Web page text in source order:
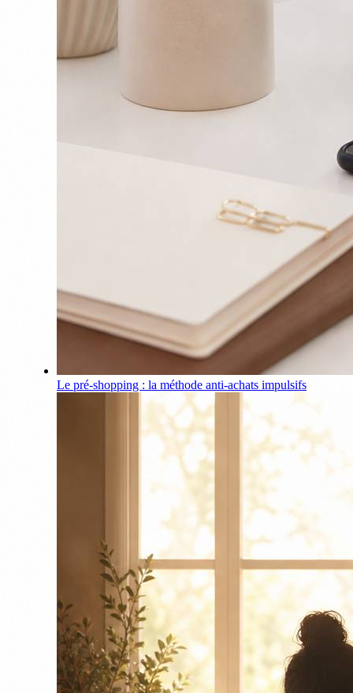
Le pré-shopping : la méthode anti-achats impulsifs